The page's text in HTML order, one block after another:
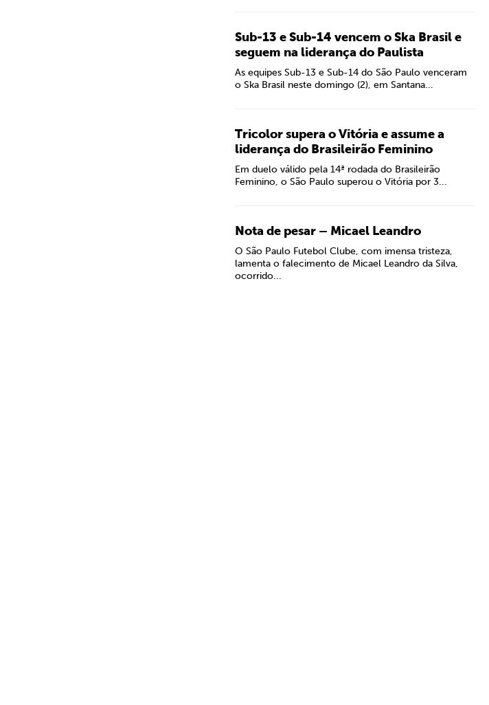
Sub-13 e Sub-14 vencem o Ska Brasil e
seguem na liderança do Paulista
As equipes Sub-13 e Sub-14 do São Paulo venceram
o Ska Brasil neste domingo (2), em Santana...
Tricolor supera o Vitória e assume a
liderança do Brasileirão Feminino
Em duelo válido pela 14ª rodada do Brasileirão
Feminino, o São Paulo superou o Vitória por 3...
Nota de pesar – Micael Leandro
O São Paulo Futebol Clube, com imensa tristeza,
lamenta o falecimento de Micael Leandro da Silva,
ocorrido...